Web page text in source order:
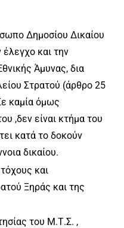
Δημοσίου Δικαίου
και την
Άμυνας, δια
Στρατού (άρθρο 25
καμία όμως
,δεν είναι κτήμα του
κατά το δοκούν
δικαίου.
και
Ξηράς και της
του Μ.Τ.Σ. ,